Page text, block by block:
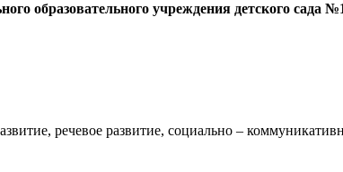
образовательного учреждения детского сада
речевое развитие, социально –